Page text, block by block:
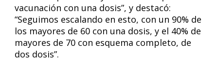
vacunación con una dosis”, y destacó:
“Seguimos escalando en esto, con un 90% de
los mayores de 60 con una dosis, y el 40% de
mayores de 70 con esquema completo, de
dos dosis”.